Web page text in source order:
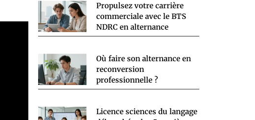
Propulsez votre carrière
commerciale avec le BTS
NDRC en alternance
Où faire son alternance en
reconversion
professionnelle ?
Licence sciences du langage